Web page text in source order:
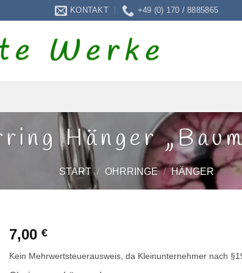
KONTAKT +49 (0) 170 / 8885865
Hänger
START / OHRRINGE / HÄNGER
7,00 €
Kein Mehrwertsteuerausweis, da Kleinunternehmer nach